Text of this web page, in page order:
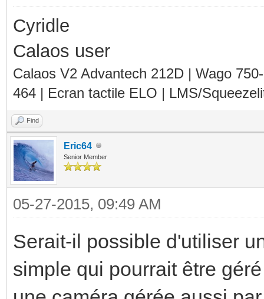
Cyridle
Calaos user
Calaos V2 Advantech 212D | Wago
464 | Ecran tactile ELO | LMS/
Find
Eric64
Senior Member
05-27-2015, 09:49 AM
Serait-il possible d'utiliser
simple qui pourrait être